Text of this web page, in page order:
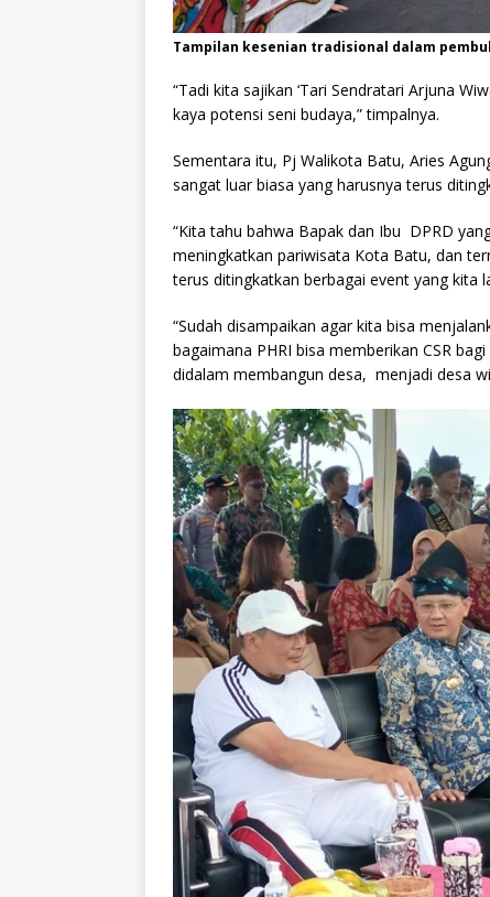
Tampilan kesenian tradisional dalam
“Tadi kita sajikan ‘Tari Sendratari Arjuna
kaya potensi seni budaya,” timpalnya.
Sementara itu, Pj Walikota Batu, Aries
sangat luar biasa yang harusnya terus
“Kita tahu bahwa Bapak dan Ibu DPRD
meningkatkan pariwisata Kota Batu, dan
terus ditingkatkan berbagai event yang kita
“Sudah disampaikan agar kita bisa
bagaimana PHRI bisa memberikan CSR
didalam membangun desa, menjadi desa